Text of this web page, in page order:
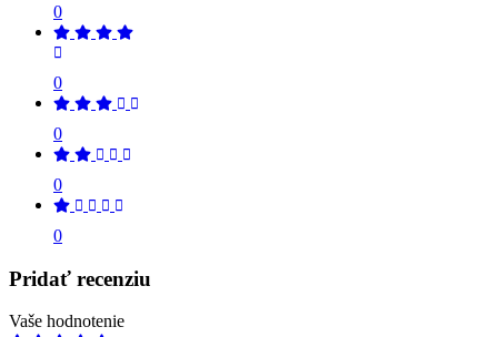
0
0
0
0
0
Pridať recenziu
Vaše hodnotenie